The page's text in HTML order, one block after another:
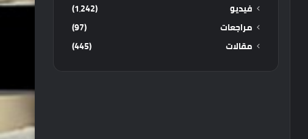
فيديو
(1٬242)
مراجعات
(97)
مقالات
(445)